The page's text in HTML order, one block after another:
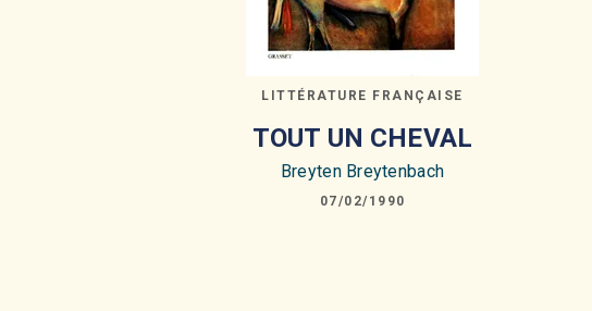
LITTÉRATURE FRANÇAISE
TOUT UN CHEVAL
Breyten Breytenbach
07/02/1990